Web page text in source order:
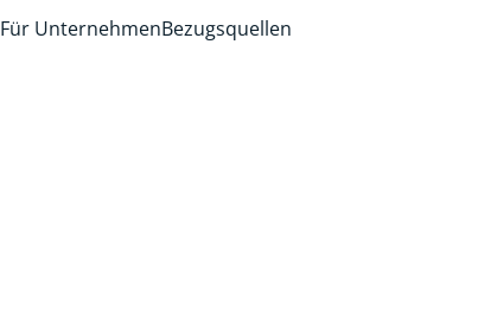
Für UnternehmenBezugsquellen